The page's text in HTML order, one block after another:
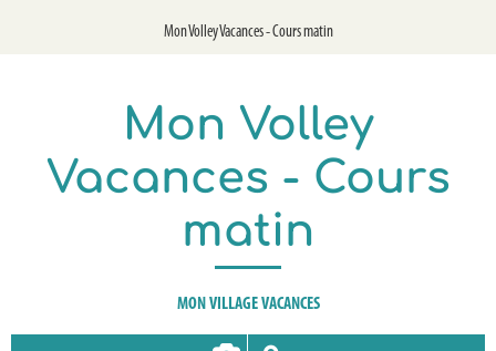
Mon Volley Vacances - Cours matin
Mon Volley
Vacances - Cours
matin
MON VILLAGE VACANCES